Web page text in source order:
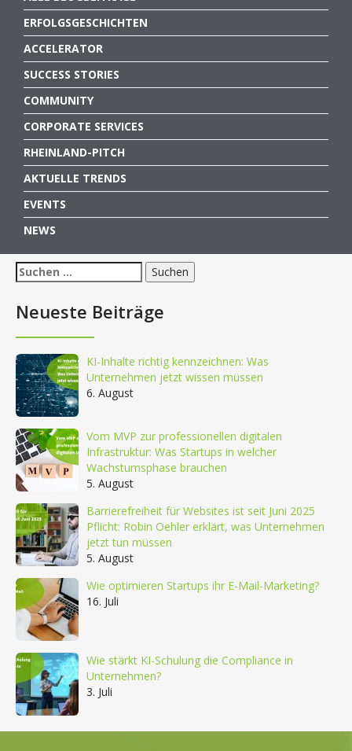
ERFOLGSGESCHICHTEN
ACCELERATOR
SUCCESS STORIES
COMMUNITY
CORPORATE SERVICES
RHEINLAND-PITCH
AKTUELLE TRENDS
EVENTS
NEWS
Suchen
nach:
Neueste Beiträge
KI-Inhalte richtig kennzeichnen: Was
Unternehmen jetzt wissen müssen
6. August
Vom MVP zur professionellen digitalen
Infrastruktur: Was Startups in welcher
Wachstumsphase brauchen
5. August
Barrierefreiheit für Websites ist seit Juni 2025
Pflicht: Robin Oehler erklärt, was Unternehmen
jetzt tun müssen
5. August
Wie optimieren Startups ihr E-Mail-Marketing?
16. Juli
Wie stärkt KI-Schulung die Compliance in
Unternehmen?
3. Juli